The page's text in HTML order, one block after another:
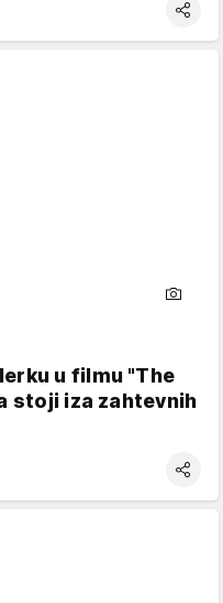
u filmu "The
stoji iza zahtevnih